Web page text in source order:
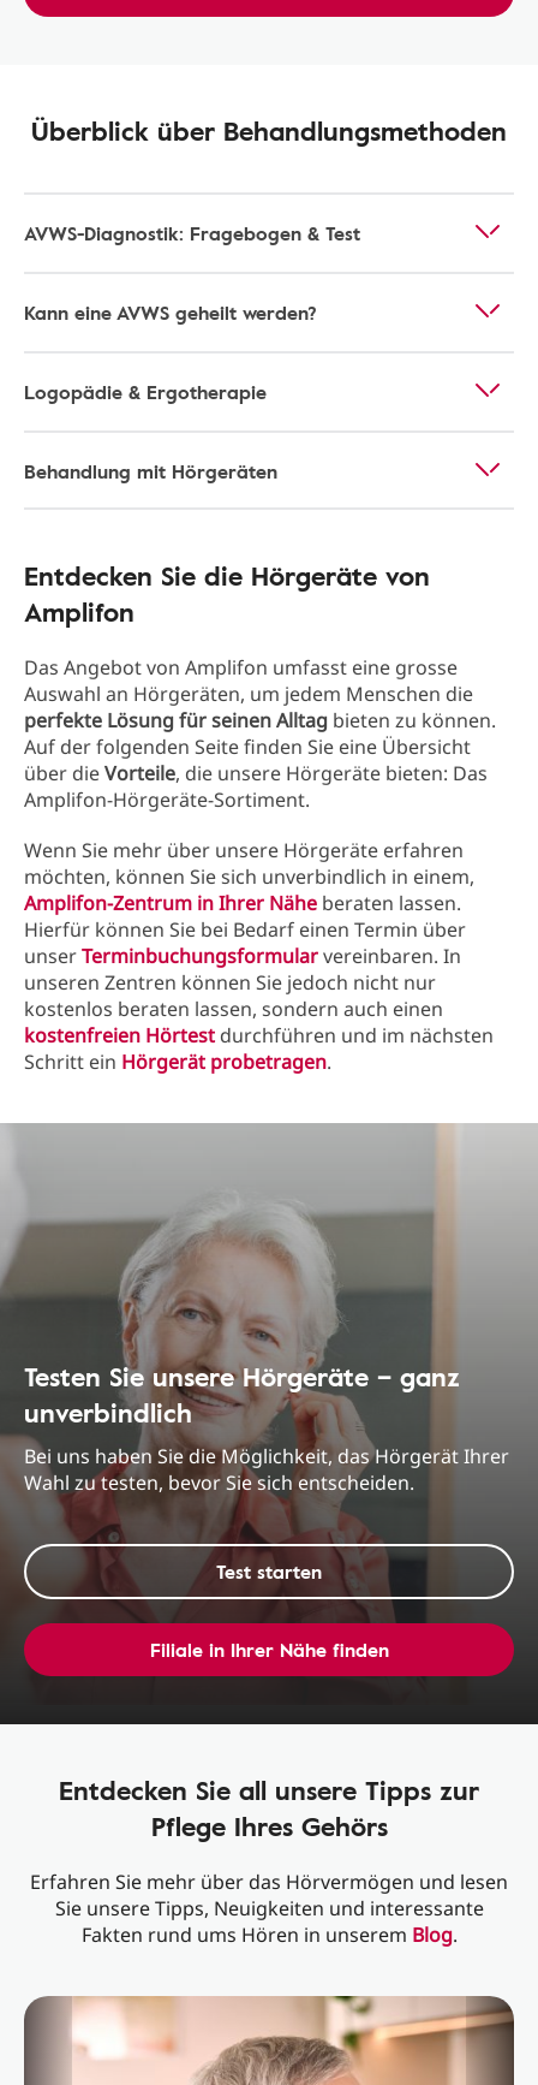
Überblick über Behandlungsmethoden
AVWS-Diagnostik: Fragebogen & Test
Kann eine AVWS geheilt werden?
Logopädie & Ergotherapie
Behandlung mit Hörgeräten
Entdecken Sie die Hörgeräte von
Amplifon
Das Angebot von Amplifon umfasst eine grosse
Auswahl an Hörgeräten, um jedem Menschen die
perfekte Lösung für seinen Alltag bieten zu können.
Auf der folgenden Seite finden Sie eine Übersicht
über dieVorteile, die unsere Hörgeräte bieten: Das
Amplifon-Hörgeräte-Sortiment.
Wenn Sie mehr über unsere Hörgeräte erfahren
möchten, können Sie sich unverbindlich in einem,
Amplifon-Zentrum in Ihrer Nähe beraten lassen.
Hierfür können Sie bei Bedarf einen Termin über
unserTerminbuchungsformularvereinbaren. In
unseren Zentren können Sie jedoch nicht nur
kostenlos beraten lassen, sondern auch einen
kostenfreien Hörtest durchführen und im nächsten
Schritt ein Hörgerät probetragen.
Testen Sie unsere Hörgeräte – ganz
unverbindlich
Bei uns haben Sie die Möglichkeit, das Hörgerät Ihrer
Wahl zu testen, bevor Sie sich entscheiden.
Test starten
Filiale in Ihrer Nähe finden
Entdecken Sie all unsere Tipps zur
Pflege Ihres Gehörs
Erfahren Sie mehr über das Hörvermögen und lesen
Sie unsere Tipps, Neuigkeiten und interessante
Fakten rund ums Hören in unserem Blog.